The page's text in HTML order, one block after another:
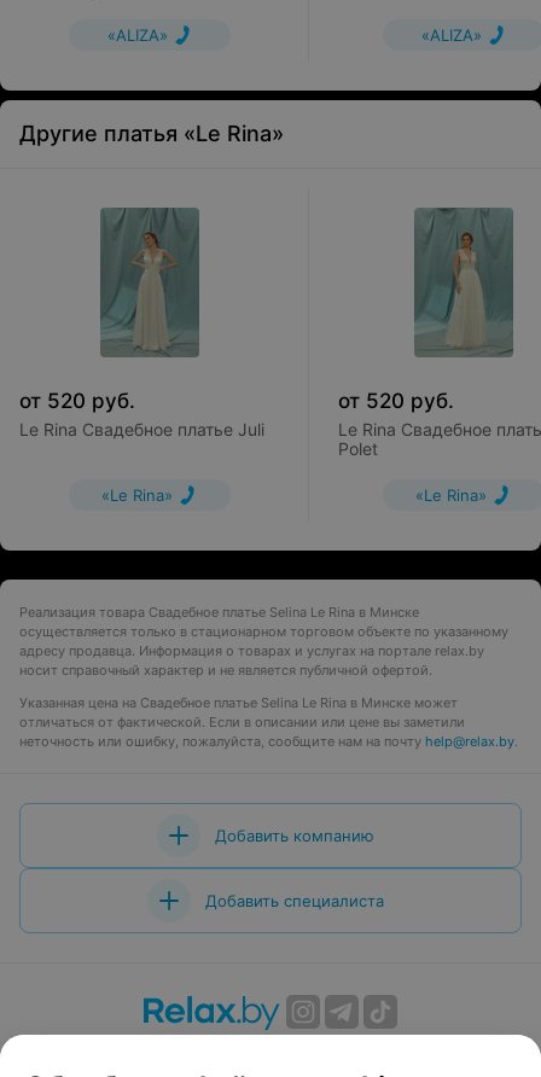
«ALIZA» «ALIZA»
Другие платья «Le Rina»
от 520 руб.
Le Rina Свадебное платье Juli
«Le Rina»
от 520 руб.
Le Rina Свадебное
Polet
«Le Rina»
Реализация товара Свадебное платье Selina Le Rina в Минске
осуществляется только в стационарном торговом объекте по указанному
адресу продавца. Информация о товарах и услугах на портале relax.by
носит справочный характер и не является публичной офертой.
Указанная цена на Свадебное платье Selina Le Rina в Минске может
отличаться от фактической. Если в описании или цене вы заметили
неточность или ошибку, пожалуйста, сообщите нам на почту help@relax.by.
Добавить компанию
Добавить специалиста